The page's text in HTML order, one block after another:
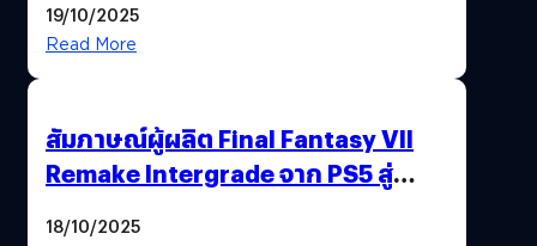
พาณิชย์ร่วมชูความสำเร็จ
19/10/2025
Read More
สัมภาษณ์ผู้ผลิต Final Fantasy VII
Remake Intergrade จาก PS5 สู่
18/10/2025